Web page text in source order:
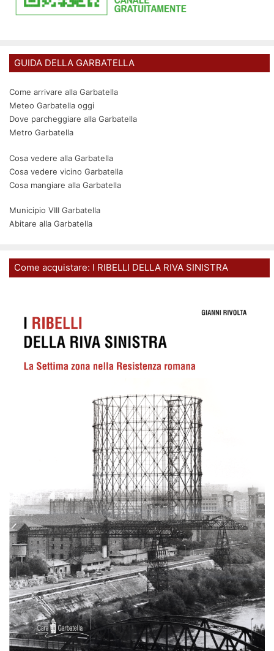
GUIDA DELLA GARBATELLA
Come arrivare alla Garbatella
Meteo Garbatella oggi
Dove parcheggiare alla Garbatella
Metro Garbatella
Cosa vedere alla Garbatella
Cosa vedere vicino Garbatella
Cosa mangiare alla Garbatella
Municipio VIII Garbatella
Abitare alla Garbatella
Come acquistare: I RIBELLI DELLA RIVA SINISTRA